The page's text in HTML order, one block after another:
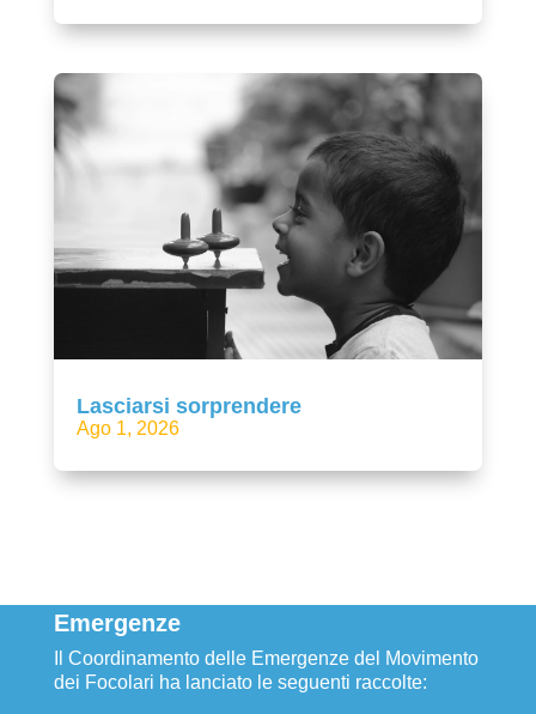
Lasciarsi sorprendere
Ago 1, 2026
Emergenze
Il Coordinamento delle Emergenze del Movimento
dei Focolari ha lanciato le seguenti raccolte: